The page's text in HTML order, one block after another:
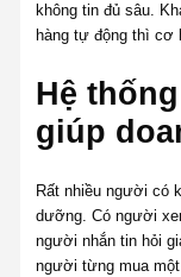
không tin đủ sâu.
hàng tự động thì cơ
Hệ
giúp
Rất nhiều người có
dưỡng. Có người
người nhắn tin hỏi
người từng mua